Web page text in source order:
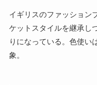
イギリスのファッション
ケットスタイルを継承し
りになっている。色使い
象。